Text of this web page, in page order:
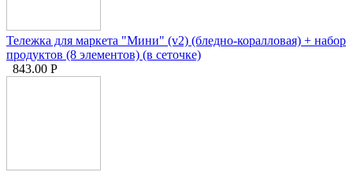
Тележка для маркета "Мини" (v2) (бледно-коралловая) + набор
продуктов (8 элементов) (в сеточке)
843.00 Р